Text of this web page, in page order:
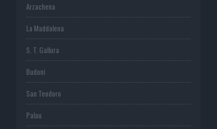
Arzachena
La Maddalena
S. T. Gallura
Budoni
San Teodoro
Palau